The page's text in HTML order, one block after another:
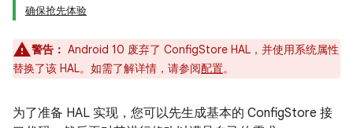
确保抢先体验
警告： Android 10 废弃了 ConfigStore HAL，并使用系统属性
替换了该 HAL。如需了解详情，请参阅配置。
为了准备 HAL 实现，您可以先生成基本的 ConfigStore 接